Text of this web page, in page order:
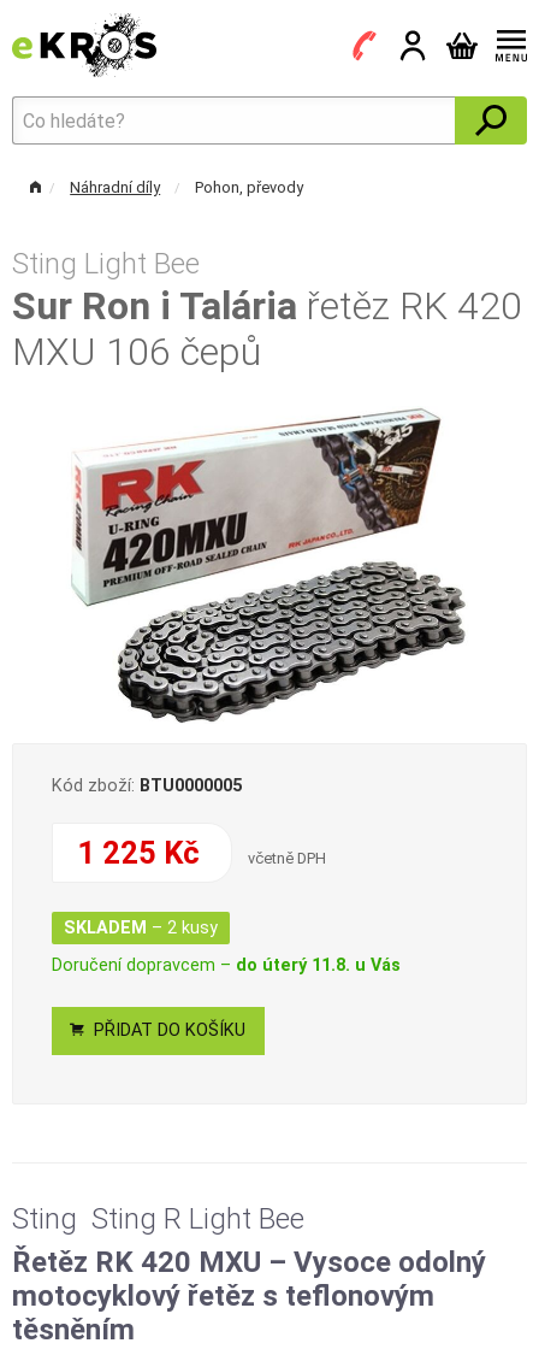
Náhradní díly Pohon, převody
Sting Light Bee
Sur Ron i Talária řetěz RK 420
MXU 106 čepů
Kód zboží: BTU0000005
1 225 Kč včetně DPH
SKLADEM – 2 kusy
Doručení dopravcem – do úterý 11.8. u Vás
PŘIDAT DO KOŠÍKU
Sting Sting R Light Bee
Řetěz RK 420 MXU – Vysoce odolný
motocyklový řetěz s teflonovým
těsněním